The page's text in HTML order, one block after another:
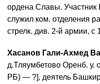
ордена Славы.
служил ком. отделения
стрелк. див. 2-й армии, с
Хасанов Гали-Ахмед
д.Тляумбетово Оренб. у.
РБ) — ?], деятель